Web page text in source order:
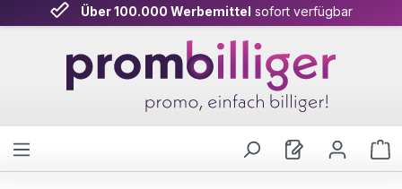
Zum Hauptinhalt springen
Über 100.000 Werbemittel sofort verfügbar